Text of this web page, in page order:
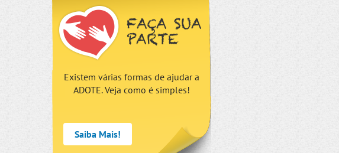
FAÇA SUA
PARTE
Existem várias formas de ajudar a
ADOTE. Veja como é simples!
Saiba Mais!